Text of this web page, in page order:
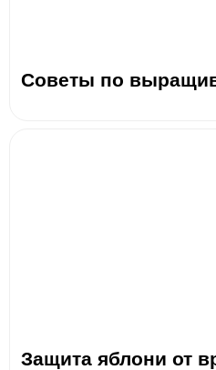
Советы по
Защита яблони от